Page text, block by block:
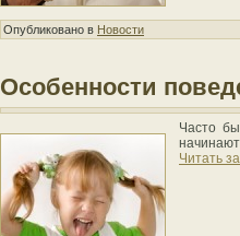
Опубликовано в Новости
Особенности
Часто
Читать